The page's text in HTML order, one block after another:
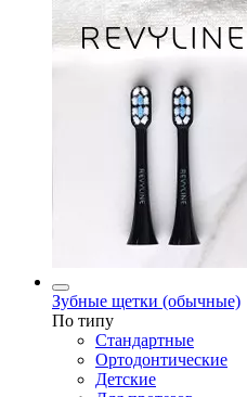
Зубные щетки (обычные)
По типу
Стандартные
Ортодонтические
Детские